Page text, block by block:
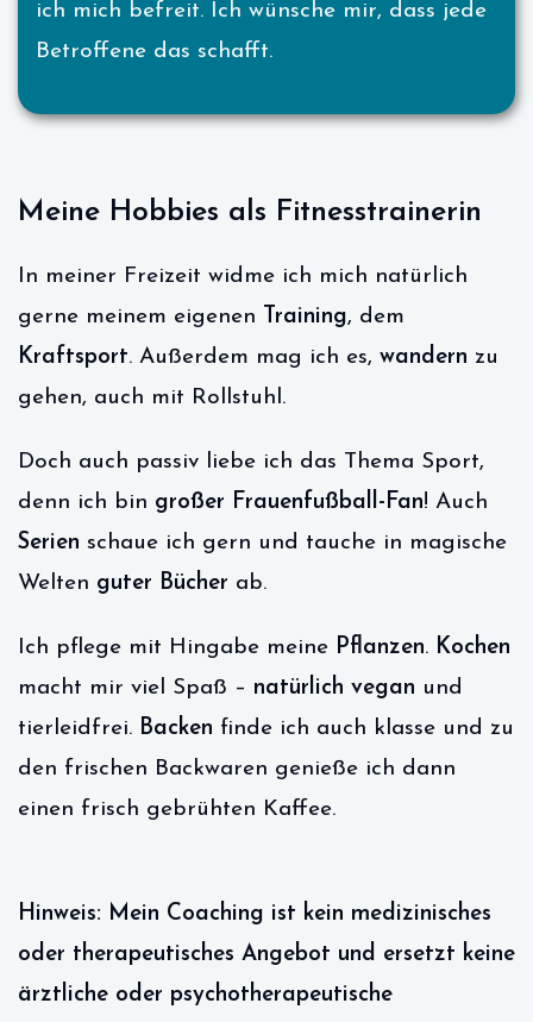
ich mich befreit. Ich wünsche mir, dass jede
Betroffene das schafft.
Meine Hobbies als Fitnesstrainerin
In meiner Freizeit widme ich mich natürlich
gerne meinem eigenen Training, dem
Kraftsport. Außerdem mag ich es, wandern zu
gehen, auch mit Rollstuhl.
Doch auch passiv liebe ich das Thema Sport,
denn ich bin großer Frauenfußball-Fan! Auch
Serien schaue ich gern und tauche in magische
Welten guter Bücher ab.
Ich pflege mit Hingabe meine Pflanzen. Kochen
macht mir viel Spaß – natürlich vegan und
tierleidfrei. Backen finde ich auch klasse und zu
den frischen Backwaren genieße ich dann
einen frisch gebrühten Kaffee.
Hinweis: Mein Coaching ist kein medizinisches
oder therapeutisches Angebot und ersetzt keine
ärztliche oder psychotherapeutische